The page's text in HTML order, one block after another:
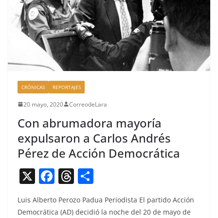
CRÓNICAS REPORTAJES
20 mayo, 2020 CorreodeLara
Con abrumadora mayoría
expulsaron a Carlos Andrés
Pérez de Acción Democrática
X F
c
T
re
o
m
Luis Alber­to Per­o­zo Pad­ua Peri­odista El par­tido Acción
Democráti­ca (AD) decidió la noche del 20 de mayo de